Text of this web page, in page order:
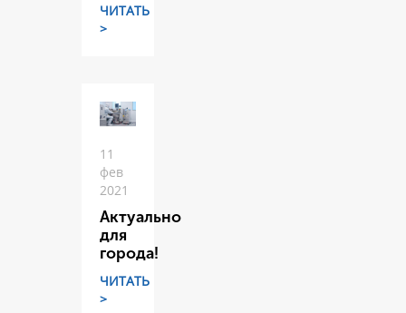
ЧИТАТЬ
>
11
фев
2021
Актуально
для
города!
ЧИТАТЬ
>